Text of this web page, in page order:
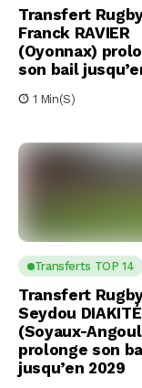
Transfert
Franck RAVIER
(Oyonnax)
son bail
1 Min(s)
Transferts TOP 14
Transfert
Seydou DIAKITÉ
(Soyaux-
prolonge son
jusqu’en 2029